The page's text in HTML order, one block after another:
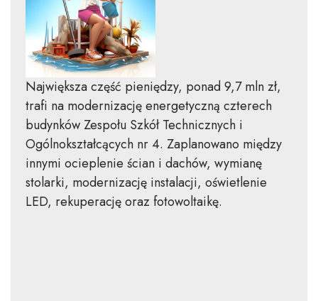
Największa część pieniędzy, ponad 9,7 mln zł,
trafi na modernizację energetyczną czterech
budynków Zespołu Szkół Technicznych i
Ogólnokształcących nr 4. Zaplanowano między
innymi ocieplenie ścian i dachów, wymianę
stolarki, modernizację instalacji, oświetlenie
LED, rekuperację oraz fotowoltaikę.